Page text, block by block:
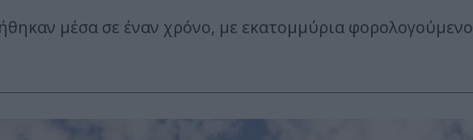
μέσα σε έναν χρόνο, με εκατομμύρια